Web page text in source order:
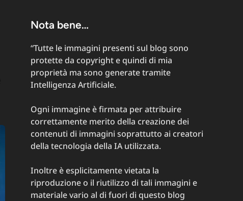
Nota bene…
“Tutte le immagini presenti sul blog sono
protette da copyright e quindi di mia
proprietà ma sono generate tramite
Intelligenza Artificiale.
Ogni immagine è firmata per attribuire
correttamente merito della creazione dei
contenuti di immagini soprattutto ai creatori
della tecnologia della IA utilizzata.
Inoltre è esplicitamente vietata la
riproduzione o il riutilizzo di tali immagini e
materiale vario al di fuori di questo blog